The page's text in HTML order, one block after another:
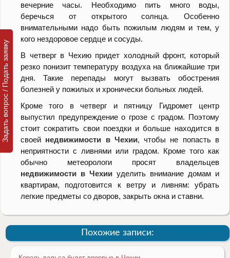
вечерние часы. Необходимо пить много воды,
беречься от открытого солнца. Особенно
внимательными надо быть пожилым людям и тем, у
кого нездоровое сердце и сосуды.
В четверг в Чехию придет холодный фронт, который
резко понизит температуру воздуха на ближайшие три
дня. Такие перепады могут вызвать обострения
болезней у пожилых и хронически больных людей.
Кроме того в четверг и пятницу Гидромет центр
выпустил предупреждение о грозе с градом. Поэтому
стоит сократить свои поездки и больше находится в
своей недвижимости в Чехии, чтобы не попасть в
неприятности с ливнями или градом. Кроме того как
обычно метеорологи просят владельцев
недвижимости в Чехии уделить внимание домам и
квартирам, подготовится к ветру и ливням: убрать
легкие предметы со дворов, закрыть окна и ставни.
Похожие записи:
Задать вопрос / Подать заявку